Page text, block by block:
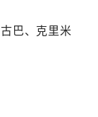
巴、克里米